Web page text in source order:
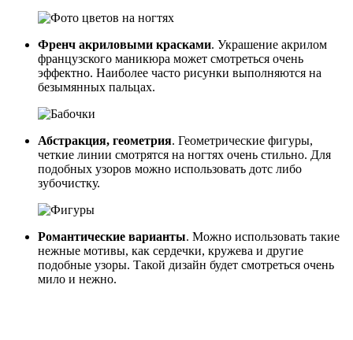
Френч акриловыми красками. Украшение акрилом
французского маникюра может смотреться очень
эффектно. Наиболее часто рисунки выполняются на
безымянных пальцах.
Абстракция, геометрия. Геометрические фигуры,
четкие линии смотрятся на ногтях очень стильно. Для
подобных узоров можно использовать дотс либо
зубочистку.
Романтические варианты. Можно использовать такие
нежные мотивы, как сердечки, кружева и другие
подобные узоры. Такой дизайн будет смотреться очень
мило и нежно.